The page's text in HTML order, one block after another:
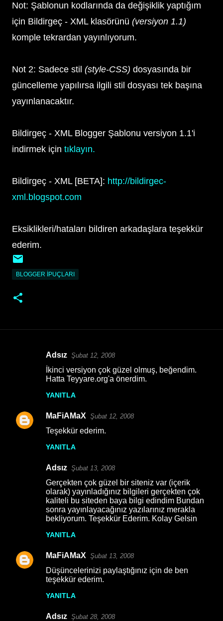
Not: Şablonun kodlarında da değişiklik yaptığım
için Bildirgeç - XML klasörünü (versiyon 1.1)
komple tekrardan yayınlıyorum.
Not 2: Sadece stil (style-CSS) dosyasında bir
güncelleme yapılırsa ilgili stil dosyası tek başına
yayınlanacaktır.
Bildirgeç - XML Blogger Şablonu versiyon 1.1'i
indirmek için tıklayın.
Bildirgeç - XML [BETA]: http://bildirgec-
xml.blogspot.com
Eksiklikleri/hataları bildiren arkadaşlara teşekkür
ederim.
BLOGGER İPUÇLARI
m
Adsız Şubat 12, 2008
İkinci versiyon çok güzel olmuş, beğendim.
Hatta Teyyare.org'a önerdim.
YANITLA
MaFiAMaX Şubat 12, 2008
Teşekkür ederim.
YANITLA
Adsız Şubat 13, 2008
Gerçekten çok güzel bir siteniz var (içerik
olarak) yayınladığınız bilgileri gerçekten çok
kaliteli bu siteden baya bilgi edindim Bundan
sonra yayınlayacağınız yazılarınız merakla
bekliyorum. Teşekkür Ederim. Kolay Gelsin
YANITLA
MaFiAMaX Şubat 13, 2008
Düşüncelerinizi paylaştığınız için de ben
teşekkür ederim.
YANITLA
Adsız Şubat 28, 2008